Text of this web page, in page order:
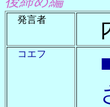
発言者
コエフ
■